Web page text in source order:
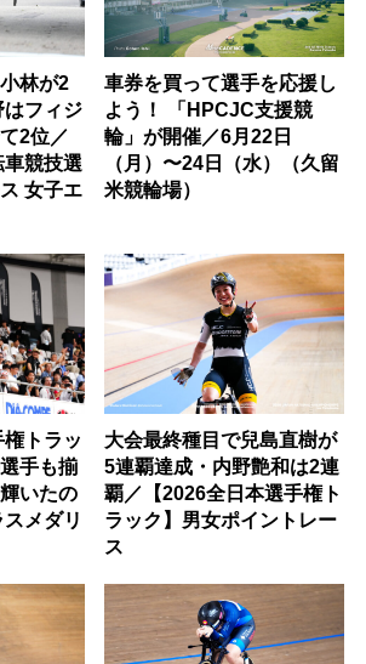
林が2
フィジ
2位／
車競技選
女子エ
車券を買って選手を応援し
よう！ 「HPCJC支援競
輪」が開催／6月22日
（月）〜24日（水）（久留
米競輪場）
権トラッ
手も揃
いたの
メダリ
大会最終種目で兒島直樹が
5連覇達成・内野艶和は2連
覇／【2026全日本選手権ト
ラック】男女ポイントレー
ス